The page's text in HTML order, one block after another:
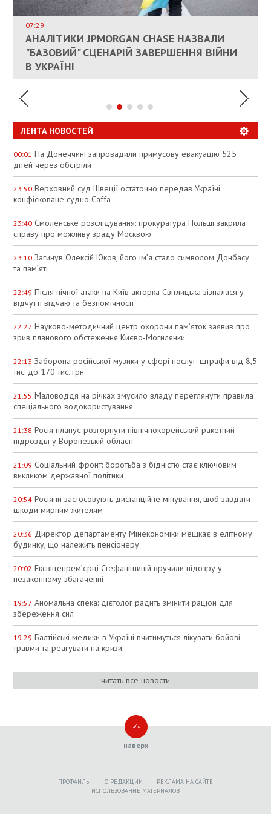
КАНДИДАТ В ПРЕМЬЕРЫ ПОЛЬШИ ПРИЗВАЛ
ЕС ПРЕКРАТИТЬ ВОЕННУЮ ПОМОЩЬ
УКРАИНЕ
07:29
АНАЛІТИКИ JPMORGAN CHASE НАЗВАЛИ
"БАЗОВИЙ" СЦЕНАРІЙ ЗАВЕРШЕННЯ ВІЙНИ
В УКРАЇНІ
ДОЗВОЛИЛИ НЕ ПЛАТИТИ ЗА КОМУНАЛКУ
ИНТЕГРАЦИЯ УКРАИНЫ В НАТО ВРЯД ЛИ
СОСТОИТСЯ В БЛИЖАЙШЕЕ ВРЕМЯ, –
РЮТТЕ
ПАЛИВНИЙ РИНОК РОЗІГРІЛИ ШТУЧНО:
АНАЛІТИКИ ЗВИНУВАТИЛИ АЗС У
СПЕКУЛЯЦІЇ
ЛЕНТА НОВОСТЕЙ
00:01 На Донеччині запровадили примусову евакуацію 525
дітей через обстріли
23:50 Верховний суд Швеції остаточно передав Україні
конфісковане судно Caffa
23:40 Смоленське розслідування: прокуратура Польщі закрила
справу про можливу зраду Москвою
23:10 Загинув Олексій Юков, його ім’я стало символом Донбасу
та пам’яті
22:49 Після нічної атаки на Київ акторка Світлицька зізналася у
відчутті відчаю та безпомічності
22:27 Науково‑методичний центр охорони пам’яток заявив про
зрив планового обстеження Києво‑Могилянки
22:13 Заборона російської музики у сфері послуг: штрафи від 8,5
тис. до 170 тис. грн
21:55 Маловоддя на річках змусило владу переглянути правила
спеціального водокористування
21:38 Росія планує розгорнути північнокорейський ракетний
підрозділ у Воронезькій області
21:09 Соціальний фронт: боротьба з бідністю стає ключовим
викликом державної політики
20:54 Росіяни застосовують дистанційне мінування, щоб завдати
шкоди мирним жителям
20:36 Директор департаменту Мінекономіки мешкає в елітному
будинку, що належить пенсіонеру
20:02 Ексвіцепрем’єрці Стефанішиній вручили підозру у
незаконному збагаченні
19:57 Аномальна спека: дієтолог радить змінити раціон для
збереження сил
19:29 Балтійські медики в Україні вчитимуться лікувати бойові
травми та реагувати на кризи
читать все новости
наверх
ПРОФАЙЛЫ O РЕДАКЦИИ
РЕКЛАМА НА САЙТЕ
ИСПОЛЬЗОВАНИЕ МАТЕРИАЛОВ